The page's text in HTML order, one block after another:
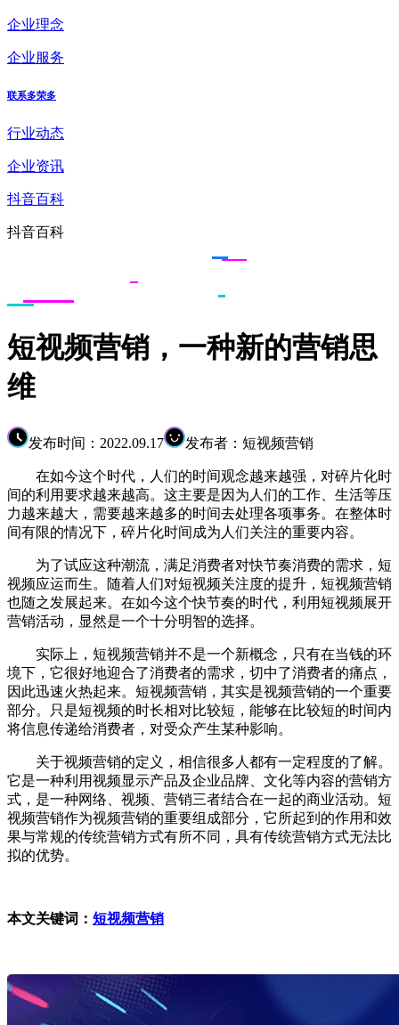
企业理念
企业服务
联系多荣多
行业动态
企业资讯
抖音百科
抖音百科
短视频营销，一种新的营销思
维
发布时间：2022.09.17 发布者：短视频营销
在如今这个时代，人们的时间观念越来越强，对碎片化时
间的利用要求越来越高。这主要是因为人们的工作、生活等压
力越来越大，需要越来越多的时间去处理各项事务。在整体时
间有限的情况下，碎片化时间成为人们关注的重要内容。
为了试应这种潮流，满足消费者对快节奏消费的需求，短
视频应运而生。随着人们对短视频关注度的提升，短视频营销
也随之发展起来。在如今这个快节奏的时代，利用短视频展开
营销活动，显然是一个十分明智的选择。
实际上，短视频营销并不是一个新概念，只有在当钱的环
境下，它很好地迎合了消费者的需求，切中了消费者的痛点，
因此迅速火热起来。短视频营销，其实是视频营销的一个重要
部分。只是短视频的时长相对比较短，能够在比较短的时间内
将信息传递给消费者，对受众产生某种影响。
关于视频营销的定义，相信很多人都有一定程度的了解。
它是一种利用视频显示产品及企业品牌、文化等内容的营销方
式，是一种网络、视频、营销三者结合在一起的商业活动。短
视频营销作为视频营销的重要组成部分，它所起到的作用和效
果与常规的传统营销方式有所不同，具有传统营销方式无法比
拟的优势。
本文关键词： 短视频营销